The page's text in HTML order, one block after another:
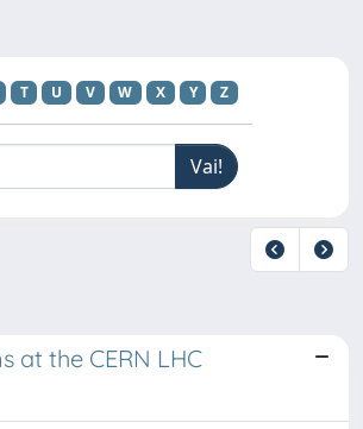
T U V W X Y Z
the CERN LHC